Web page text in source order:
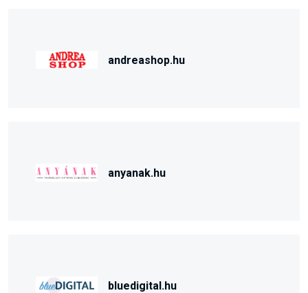
andreashop.hu
anyanak.hu
bluedigital.hu